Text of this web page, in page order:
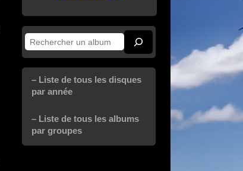
Rechercher
– Liste de tous les disques
par année
– Liste de tous les albums
par groupes